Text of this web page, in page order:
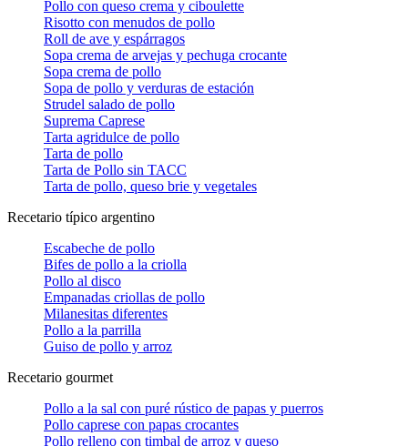
Pollo con queso crema y ciboulette
Risotto con menudos de pollo
Roll de ave y espárragos
Sopa crema de arvejas y pechuga crocante
Sopa crema de pollo
Sopa de pollo y verduras de estación
Strudel salado de pollo
Suprema Caprese
Tarta agridulce de pollo
Tarta de pollo
Tarta de Pollo sin TACC
Tarta de pollo, queso brie y vegetales
Recetario típico argentino
Escabeche de pollo
Bifes de pollo a la criolla
Pollo al disco
Empanadas criollas de pollo
Milanesitas diferentes
Pollo a la parrilla
Guiso de pollo y arroz
Recetario gourmet
Pollo a la sal con puré rústico de papas y puerros
Pollo caprese con papas crocantes
Pollo relleno con timbal de arroz y queso